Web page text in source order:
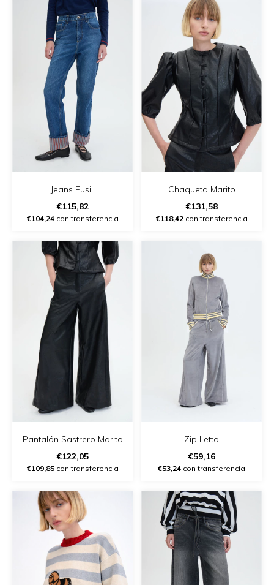
Jeans Fusili
€115,82
€104,24con transferencia
Chaqueta Marito
€131,58
€118,42con transferencia
Pantalón Sastrero Marito
€122,05
€109,85con transferencia
Zip Letto
€59,16
€53,24 con transferencia